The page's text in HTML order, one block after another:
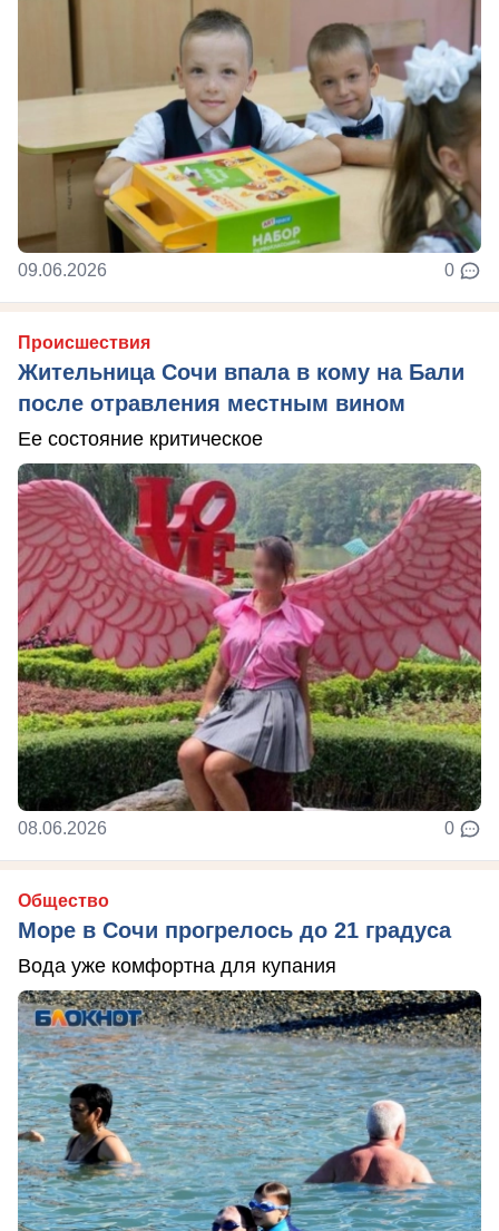
09.06.2026 0
Происшествия
Жительница Сочи впала в кому на Бали
после отравления местным вином
Ее состояние критическое
08.06.2026 0
Общество
Море в Сочи прогрелось до 21 градуса
Вода уже комфортна для купания